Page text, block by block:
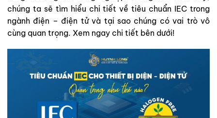
chúng ta sẽ tìm hiểu chi tiết về tiêu chuẩn IEC trong
ngành điện – điện tử và tại sao chúng có vai trò vô
cùng quan trọng. Xem ngay chi tiết bên dưới!